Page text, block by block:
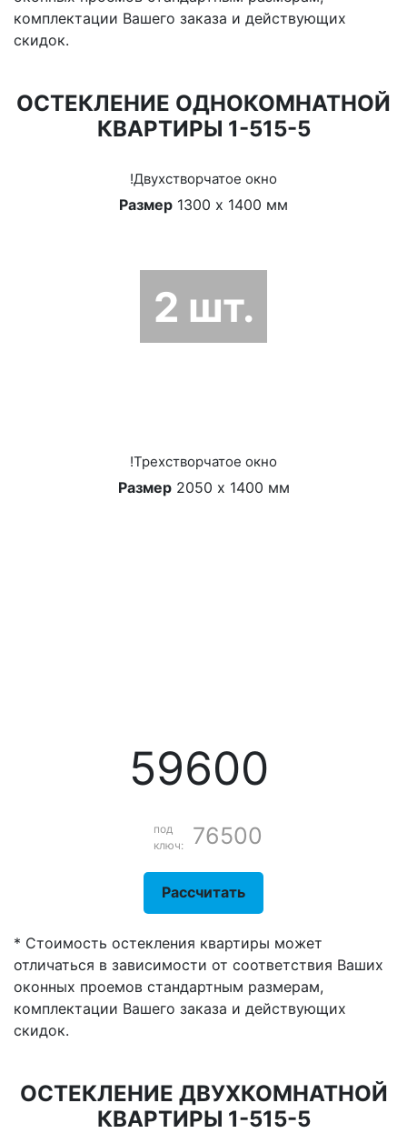
комплектации Вашего заказа и действующих
скидок.
ОСТЕКЛЕНИЕ ОДНОКОМНАТНОЙ
КВАРТИРЫ 1-515-5
59600
под
ключ:
76500
Рассчитать
!Двухстворчатое окно
Размер 1300 х 1400 мм
2 шт.
!Трехстворчатое окно
Размер2050 х 1400 мм
* Стоимость остекления квартиры может
отличаться в зависимости от соответствия Ваших
оконных проемов стандартным размерам,
комплектации Вашего заказа и действующих
скидок.
ОСТЕКЛЕНИЕ ДВУХКОМНАТНОЙ
КВАРТИРЫ 1-515-5